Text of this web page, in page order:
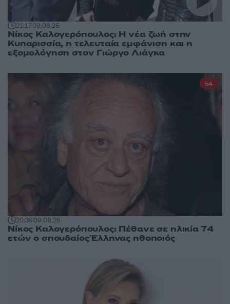
21:1709.08.26
Νίκος Καλογερόπουλος: Η νέα ζωή στην
Κυπαρισσία, η τελευταία εμφάνιση και η
εξομολόγηση στον Γιώργο Λιάγκα
20:3609.08.26
Νίκος Καλογερόπουλος: Πέθανε σε ηλικία 74
ετών ο σπουδαίος Έλληνας ηθοποιός
54